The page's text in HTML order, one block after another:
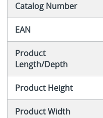
Catalog Number
EAN
Product
Length/Depth
Product Height
Product Width